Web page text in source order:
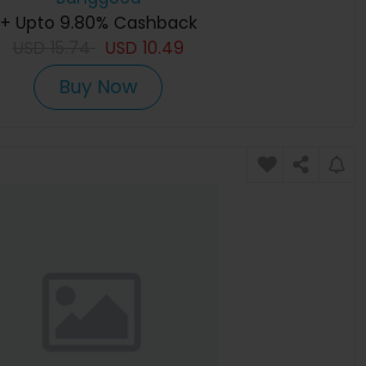
+ Upto 9.80% Cashback
USD 10.49
Buy Now